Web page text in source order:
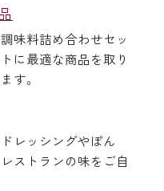
味料詰め合わせセッ
に最適な商品を取り
す。
レッシングやぽん
ストランの味をご自